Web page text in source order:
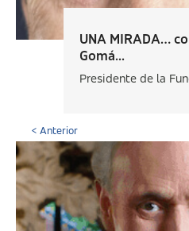
UNA MIRADA…
Gomá...
Presidente de la
< Anterior